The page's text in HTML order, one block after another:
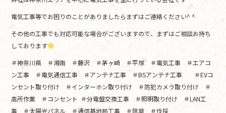
電気工事等でお困りのことがありましたらまずはご連絡ください^ ^
その他の工事でも対応可能な場合がございますので、まずはご相談お持ち
しております
＃神奈川県 ＃湘南 ＃藤沢 ＃茅ヶ崎 ＃平塚 ＃電気工事 ＃エアコ
ン工事 ＃電気通信工事 ＃アンテナ工事 ＃BSアンテナ工事 ＃EVコ
ンセント取り付け ＃インターホン取り付け ＃防犯カメラ取り付け ＃
高所作業 ＃コンセント ＃分電盤交換工事 ＃照明取り付け ＃LAN工
事 ＃太陽光パネル ＃通信基地局工事 ＃除草 ＃伐採